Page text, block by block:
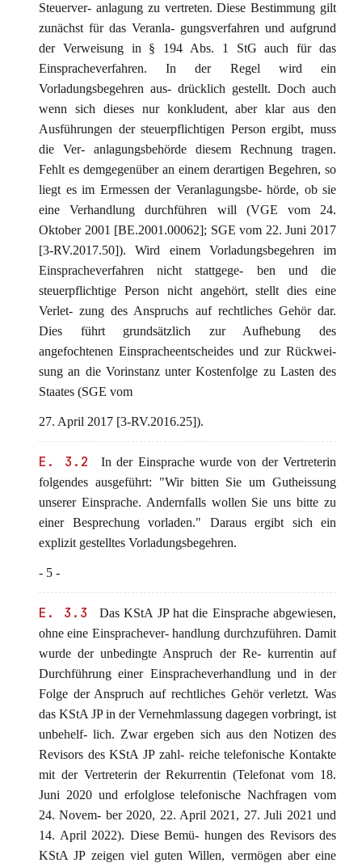
Steuerver- anlagung zu vertreten. Diese Bestimmung gilt
zunächst für das Veranla- gungsverfahren und aufgrund
der Verweisung in § 194 Abs. 1 StG auch für das
Einspracheverfahren. In der Regel wird ein
Vorladungsbegehren aus- drücklich gestellt. Doch auch
wenn sich dieses nur konkludent, aber klar aus den
Ausführungen der steuerpflichtigen Person ergibt, muss
die Ver- anlagungsbehörde diesem Rechnung tragen.
Fehlt es demgegenüber an einem derartigen Begehren, so
liegt es im Ermessen der Veranlagungsbe- hörde, ob sie
eine Verhandlung durchführen will (VGE vom 24.
Oktober 2001 [BE.2001.00062]; SGE vom 22. Juni 2017
[3-RV.2017.50]). Wird einem Vorladungsbegehren im
Einspracheverfahren nicht stattgege- ben und die
steuerpflichtige Person nicht angehört, stellt dies eine
Verlet- zung des Anspruchs auf rechtliches Gehör dar.
Dies führt grundsätzlich zur Aufhebung des
angefochtenen Einspracheentscheides und zur Rückwei-
sung an die Vorinstanz unter Kostenfolge zu Lasten des
Staates (SGE vom
27. April 2017 [3-RV.2016.25]).
E. 3.2
In der Einsprache wurde von der Vertreterin
folgendes ausgeführt: "Wir bitten Sie um Gutheissung
unserer Einsprache. Andernfalls wollen Sie uns bitte zu
einer Besprechung vorladen." Daraus ergibt sich ein
explizit gestelltes Vorladungsbegehren.
- 5 -
E. 3.3
Das KStA JP hat die Einsprache abgewiesen,
ohne eine Einsprachever- handlung durchzuführen. Damit
wurde der unbedingte Anspruch der Re- kurrentin auf
Durchführung einer Einspracheverhandlung und in der
Folge der Anspruch auf rechtliches Gehör verletzt. Was
das KStA JP in der Vernehmlassung dagegen vorbringt, ist
unbehelf- lich. Zwar ergeben sich aus den Notizen des
Revisors des KStA JP zahl- reiche telefonische Kontakte
mit der Vertreterin der Rekurrentin (Telefonat vom 18.
Juni 2020 und erfolglose telefonische Nachfragen vom
24. Novem- ber 2020, 22. April 2021, 27. Juli 2021 und
14. April 2022). Diese Bemü- hungen des Revisors des
KStA JP zeigen viel guten Willen, vermögen aber eine